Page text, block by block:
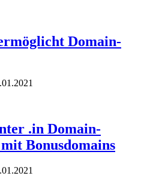
Domain-
.in Domain-
Bonusdomains